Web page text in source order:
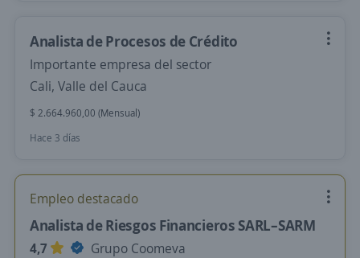
Analista de Procesos de Crédito
Importante empresa del sector
Cali, Valle del Cauca
$ 2.664.960,00 (Mensual)
Hace 3 días
Empleo destacado
Analista de Riesgos Financieros SARL–SARM
4,7
Grupo Coomeva